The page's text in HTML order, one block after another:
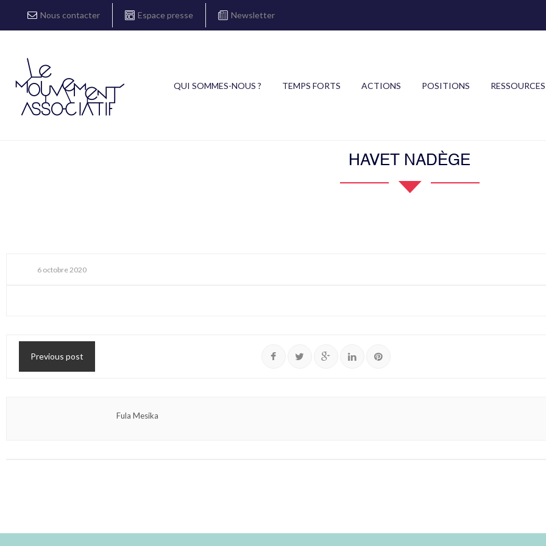
Nous contacter Espace presse Newsletter
QUI SOMMES-NOUS ? TEMPS FORTS ACTIONS POSITIONS RESSOURCES
HAVET NADÈGE
6 octobre 2020
Previous post
Fula Mesika